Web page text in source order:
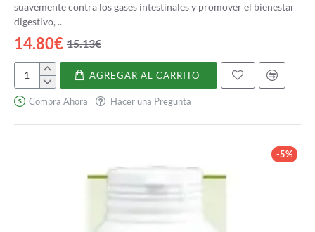
suavemente contra los gases intestinales y promover el bienestar
digestivo, ..
14.80€ 15.13€
Pediakid
Bebé
Gas
AGREGAR AL CARRITO
Compra Ahora Hacer una Pregunta
-5%